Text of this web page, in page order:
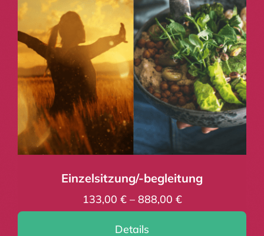
Einzelsitzung/-begleitung
133,00 €– 888,00 €
Details